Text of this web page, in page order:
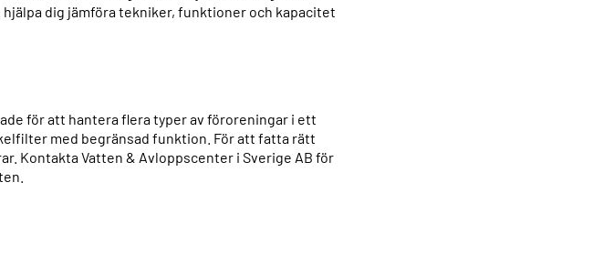
dig jämföra tekniker, funktioner och kapacitet
för att hantera flera typer av föroreningar i ett
med begränsad funktion. För att fatta rätt
Kontakta Vatten & Avloppscenter i Sverige AB för